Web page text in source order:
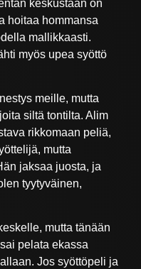
keskustaan on
hoitaa hommansa
mallikkaasti.
myös upea syöttö
meille, mutta
siltä tontilta. Alim
rikkomaan peliä,
mutta
jaksaa juosta, ja
tyytyväinen,
mutta tänään
pelata ekassa
Jos syöttöpeli ja